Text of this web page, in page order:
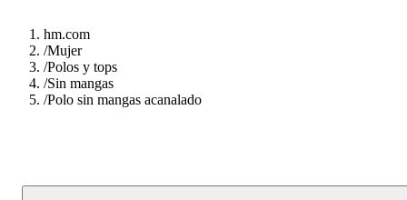
hm.com
/Mujer
/Polos y tops
/Sin mangas
/Polo sin mangas acanalado